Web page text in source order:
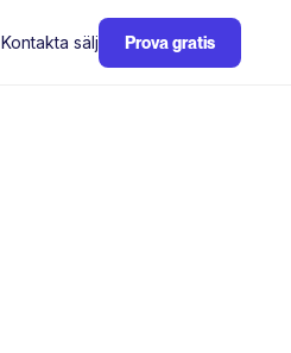
Kontakta sälj Prova gratis